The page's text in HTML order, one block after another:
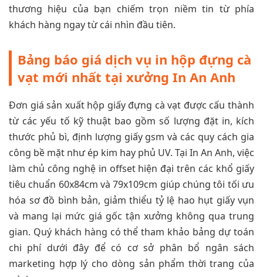
thương hiệu của bạn chiếm trọn niềm tin từ phía
khách hàng ngay từ cái nhìn đầu tiên.
Bảng báo giá dịch vụ in hộp đựng cà
vạt mới nhất tại xưởng In An Anh
Đơn giá sản xuất hộp giấy đựng cà vạt được cấu thành
từ các yếu tố kỹ thuật bao gồm số lượng đặt in, kích
thước phủ bì, định lượng giấy gsm và các quy cách gia
công bề mặt như ép kim hay phủ UV. Tại In An Anh, việc
làm chủ công nghệ in offset hiện đại trên các khổ giấy
tiêu chuẩn 60x84cm và 79x109cm giúp chúng tôi tối ưu
hóa sơ đồ bình bản, giảm thiểu tỷ lệ hao hụt giấy vụn
và mang lại mức giá gốc tận xưởng không qua trung
gian. Quý khách hàng có thể tham khảo bảng dự toán
chi phí dưới đây để có cơ sở phân bổ ngân sách
marketing hợp lý cho dòng sản phẩm thời trang của